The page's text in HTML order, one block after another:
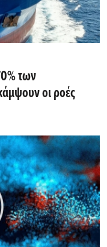
των
οι ροές